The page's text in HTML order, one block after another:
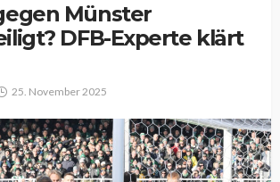
Münster
DFB-Experte klärt
25. November 2025